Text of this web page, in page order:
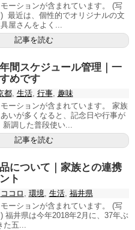
ーションが含まれています。 (写
最近は、個性的でオリジナルの文
屋さんをよく...
記事を読む
間スケジュール管理｜一
めです
都, 生活, 行事, 趣味
ーションが含まれています。 家族
いが多くなると、記念日や行事が
調した普段使い...
記事を読む
について｜家族との連携
ント
ココロ 環境 生活, 福井県
ーションが含まれています。 (写
福井県は今年2018年2月に、37年ぶ
五...